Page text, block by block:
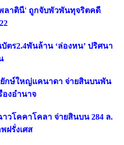
ลาตินี' ถูกจับพัวพันทุจริตคดี
ตร2.4พันล้าน ‘ล่องหน’ ปริศนา
กษ์ใหญ่แคนาดา จ่ายสินบนพัน
งอำนาจ
วโคคาโคลา จ่ายสินบน 284 ล.
ฝรั่งเศส